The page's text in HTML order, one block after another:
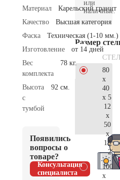
Материал
Карельский гранит
Качество
Высшая категория
Фаска
Техническая (1-10 мм.)
Изготовление
от 14 дней
Вес
комплекта
78 кг.
Высота
с
тумбой
92 см.
Появились
вопросы о
товаре?
Консультация
специалиста
или
наличные.
Размер
80
x
40
x 5
12
x
50
x
15
100
x